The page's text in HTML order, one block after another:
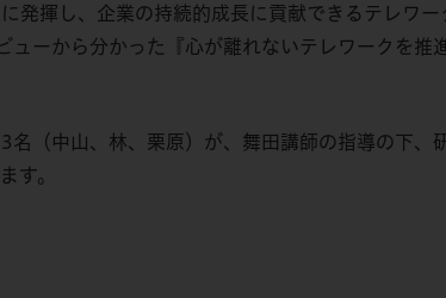
発揮し、企業の持続的成長に貢献できるテレワー
ーから分かった『心が離れないテレワークを推
（中山、林、栗原）が、舞田講師の指導の下、
す。